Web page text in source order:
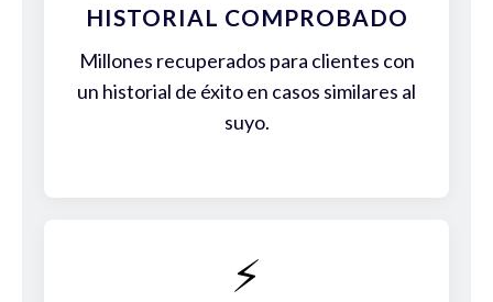
HISTORIAL COMPROBADO
Millones recuperados para clientes con
un historial de éxito en casos similares al
suyo.
⚡